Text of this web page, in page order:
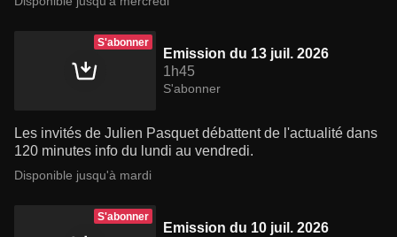
S'abonner
Emission du 13 juil. 2026
1h45
S'abonner
Les invités de Julien Pasquet débattent de l'actualité dans
120 minutes info du lundi au vendredi.
Disponible jusqu'à mardi
S'abonner
Emission du 10 juil. 2026